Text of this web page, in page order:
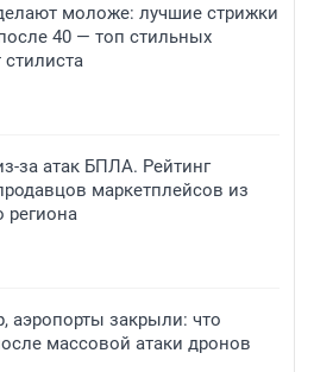
моложе: лучшие стрижки
40 — топ стильных
стилиста
за атак БПЛА. Рейтинг
маркетплейсов из
региона
аэропорты закрыли: что
массовой атаки дронов